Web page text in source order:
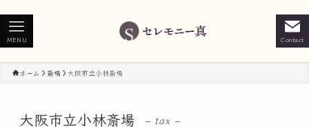
Contact
MENU
ホーム 斎場 大阪市立小林斎場
大阪市立小林斎場 – tax –